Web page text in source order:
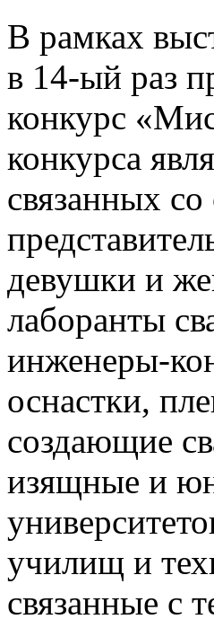
В рамках
в 14-ый раз
конкурс
конкурса
связанных
девушки и
лаборанты
инженеры-
оснастки,
создающие
изящные и
училищ и
связанные с